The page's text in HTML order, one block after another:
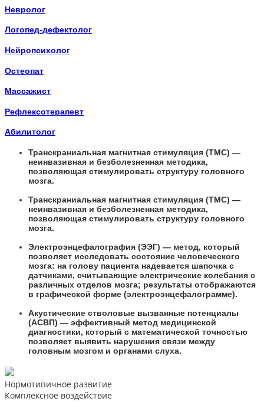
Невролог
Логопед-дефектолог
Нейропсихолог
Остеопат
Массажист
Рефлексотерапевт
Абилитолог
Транскраниальная магнитная стимуляция (ТМС) —
неинвазивная и безболезненная методика,
позволяющая стимулировать структуру головного
мозга.
Транскраниальная магнитная стимуляция (ТМС) —
неинвазивная и безболезненная методика,
позволяющая стимулировать структуру головного
мозга.
Электроэнцефалография (ЭЭГ) — метод, который
позволяет исследовать состояние человеческого
мозга: на голову пациента надевается шапочка с
датчиками, считывающие электрические колебания с
различных отделов мозга; результаты отображаются
в графической форме (электроэнцефалограмме).
Акустические стволовые вызванные потенциалы
(АСВП) — эффективный метод медицинской
диагностики, который с математической точностью
позволяет выявить нарушения связи между
головным мозгом и органами слуха.
Нормотипичное развитие
Комплексное воздействие